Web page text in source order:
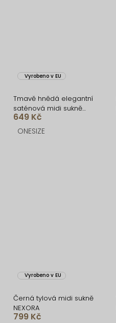
Vyrobeno v EU
Tmavě hnědá elegantní
saténová midi sukně
SKAYA
649 Kč
ONESIZE
Vyrobeno v EU
Černá tylová midi sukně
NEXORA
799 Kč